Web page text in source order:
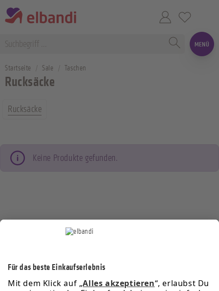
MENÜ
Startseite Sale Taschen
Rucksäcke
Rucksäcke
Keine Produkte gefunden.
Service-Hotline